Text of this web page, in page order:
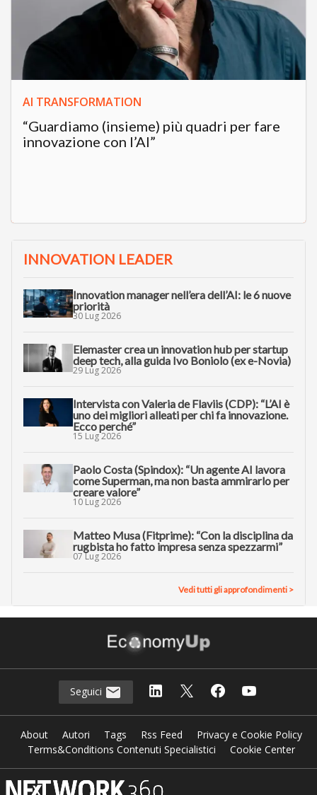
AI TRANSFORMATION
“Guardiamo (insieme) più quadri per fare
innovazione con l’AI”
INNOVATION LEADER
Innovation manager nell’era dell’AI: le 6 nuove
priorità
30 Lug 2026
Elemaster crea un innovation hub per startup
deep tech, alla guida Ivo Boniolo (ex e-Novia)
29 Lug 2026
Intervista con Valeria de Flaviis (CDP): “L’AI è
uno dei migliori alleati per chi fa innovazione.
Ecco perché”
15 Lug 2026
Paolo Costa (Spindox): “Un agente AI lavora
come Superman, ma non basta ammirarlo per
creare valore”
10 Lug 2026
Matteo Musa (Fitprime): “Con la disciplina da
rugbista ho fatto impresa senza spezzarmi”
07 Lug 2026
Vedi tutti gli approfondimenti >
Seguici
About Autori Tags Rss Feed
Privacy e Cookie Policy
Terms&Conditions Contenuti Specialistici
Cookie Center